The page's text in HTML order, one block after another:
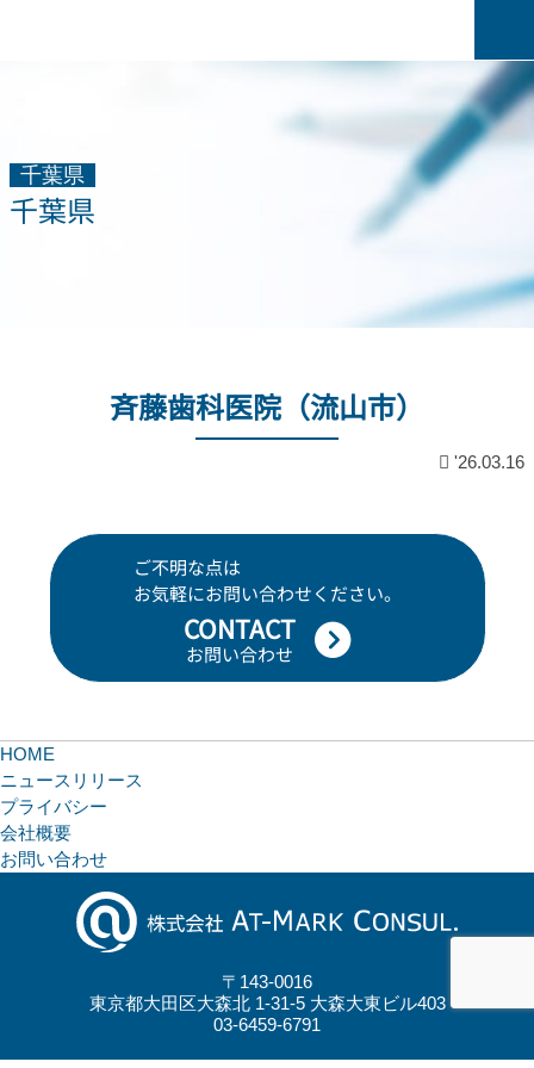
千葉県
千葉県
斉藤歯科医院（流山市）
'26.03.16
ご不明な点は
お気軽にお問い合わせください。
CONTACT
お問い合わせ
HOME
ニュースリリース
プライバシー
会社概要
お問い合わせ
〒143-0016
東京都大田区大森北 1-31-5 大森大東ビル403
03-6459-6791